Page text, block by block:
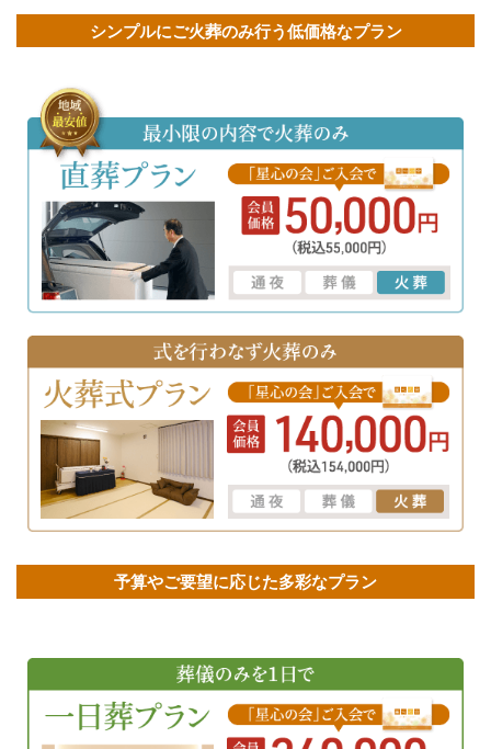
シンプルにご火葬のみ行う低価格なプラン
予算やご要望に応じた多彩なプラン